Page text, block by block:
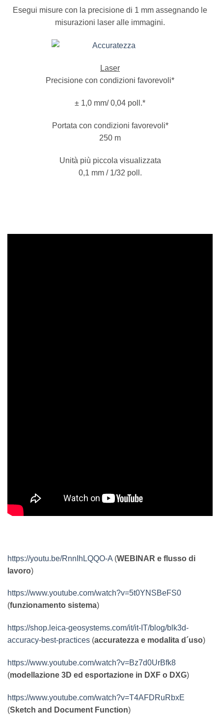
Esegui misure con la precisione di 1 mm assegnando le
misurazioni laser alle immagini.
Laser
Precisione con condizioni favorevoli*
± 1,0 mm/ 0,04 poll.*
Portata con condizioni favorevoli*
250 m
Unità più piccola visualizzata
0,1 mm / 1/32 poll.
https://youtu.be/RnnIhLQQO-A (WEBINAR e flusso di
lavoro)
https://www.youtube.com/watch?v=5t0YNSBeFS0
(funzionamento sistema)
https://shop.leica-geosystems.com/it/it-IT/blog/blk3d-
accuracy-best-practices (accuratezza e modalita d´uso)
https://www.youtube.com/watch?v=Bz7d0UrBfk8
(modellazione 3D ed esportazione in DXF o DXG)
https://www.youtube.com/watch?v=T4AFDRuRbxE
(Sketch and Document Function)